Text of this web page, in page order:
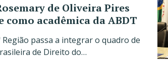
de Oliveira Pires
como acadêmica da ABDT
Região passa a integrar o quadro de
de Direito do…